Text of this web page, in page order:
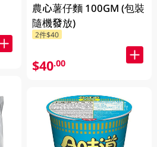
農心薯仔麵 100GM (包裝
隨機發放)
2件$40
$40.00